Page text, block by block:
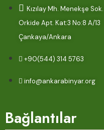
Kızılay Mh. Menekşe Sok.
Orkide Apt. Kat:3 No:8 A/13
Çankaya/Ankara
+90(544) 314 5763
info@ankarabinyar.org
Bağlantılar